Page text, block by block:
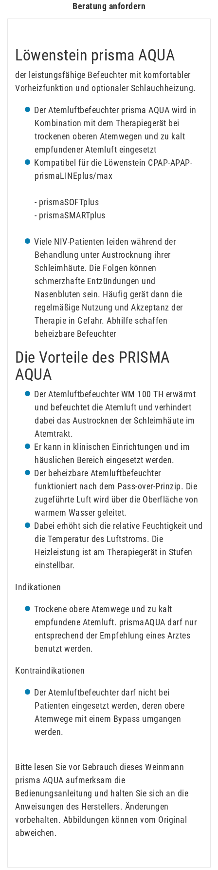
Beratung anfordern
Löwenstein prisma AQUA
der leistungsfähige Befeuchter mit komfortabler
Vorheizfunktion und optionaler Schlauchheizung.
Der Atemluftbefeuchter prisma AQUA wird in
Kombination mit dem Therapiegerät bei
trockenen oberen Atemwegen und zu kalt
empfundener Atemluft eingesetzt
Kompatibel für die Löwenstein CPAP-APAP-
prismaLINEplus/max
- prismaSOFTplus
- prismaSMARTplus
Viele NIV-Patienten leiden während der
Behandlung unter Austrocknung ihrer
Schleimhäute. Die Folgen können
schmerzhafte Entzündungen und
Nasenbluten sein. Häufig gerät dann die
regelmäßige Nutzung und Akzeptanz der
Therapie in Gefahr. Abhilfe schaffen
beheizbare Befeuchter
Die Vorteile des PRISMA
AQUA
Der Atemluftbefeuchter WM 100 TH erwärmt
und befeuchtet die Atemluft und verhindert
dabei das Austrocknen der Schleimhäute im
Atemtrakt.
Er kann in klinischen Einrichtungen und im
häuslichen Bereich eingesetzt werden.
Der beheizbare Atemluftbefeuchter
funktioniert nach dem Pass-over-Prinzip. Die
zugeführte Luft wird über die Oberfläche von
warmem Wasser geleitet.
Dabei erhöht sich die relative Feuchtigkeit und
die Temperatur des Luftstroms. Die
Heizleistung ist am Therapiegerät in Stufen
einstellbar.
Indikationen
Trockene obere Atemwege und zu kalt
empfundene Atemluft. prismaAQUA darf nur
entsprechend der Empfehlung eines Arztes
benutzt werden.
Kontraindikationen
Der Atemluftbefeuchter darf nicht bei
Patienten eingesetzt werden, deren obere
Atemwege mit einem Bypass umgangen
werden.
Bitte lesen Sie vor Gebrauch dieses Weinmann
prisma AQUA aufmerksam die
Bedienungsanleitung und halten Sie sich an die
Anweisungen des Herstellers. Änderungen
vorbehalten. Abbildungen können vom Original
abweichen.